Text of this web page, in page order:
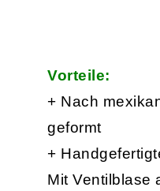
Vorteile:
+ Nach
geformt
+
Mit Ventilblase